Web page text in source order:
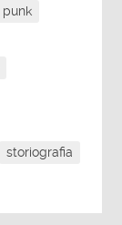
punk
storiografia